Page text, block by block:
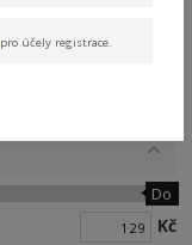
Do
Kč
pro účely registrace.